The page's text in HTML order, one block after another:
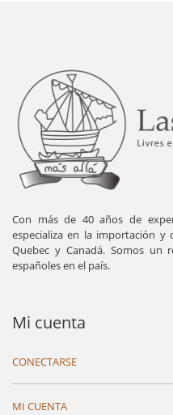
Con más de 40 años de
especializa en la importación
Quebec y Canadá. Somos un
españoles en el país.
Mi cuenta
CONECTARSE
MI CUENTA